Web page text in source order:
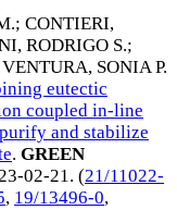
; CONTIERI,
RODRIGO S.;
VENTURA, SONIA P.
eutectic
coupled in-line
and stabilize
. GREEN
02-21. (21/11022-
, 19/13496-0,